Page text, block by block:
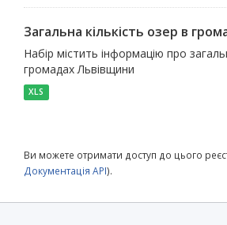
Загальна кількість озер в
Набір містить інформацію про
громадах Львівщини
XLS
Ви можете отримати доступ до цього
Документація API).